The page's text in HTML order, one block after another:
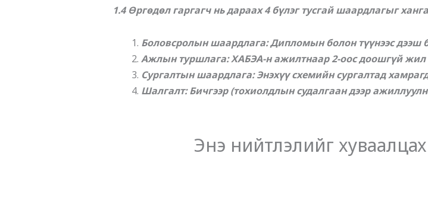
1.4 Өргөдөл гаргагч нь дараах 4 бүлэг тусгай шаардлагыг
Боловсролын шаардлага: Дипломын болон түүнээс дээш
Ажлын туршлага: ХАБЭА-н ажилтнаар 2-оос доошгүй
Сургалтын шаардлага: Энэхүү схемийн сургалтад
Шалгалт: Бичгээр (тохиолдлын судалгаан дээр
Энэ нийтлэлийг